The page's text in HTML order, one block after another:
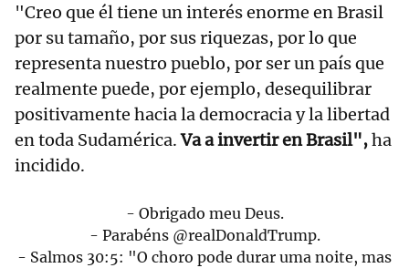
"Creo que él tiene un interés enorme en Brasil
por su tamaño, por sus riquezas, por lo que
representa nuestro pueblo, por ser un país que
realmente puede, por ejemplo, desequilibrar
positivamente hacia la democracia y la libertad
en toda Sudamérica.Va a invertir en Brasil",ha
incidido.
- Obrigado meu Deus.
- Parabéns @realDonaldTrump.
- Salmos 30:5: "O choro pode durar uma noite, mas